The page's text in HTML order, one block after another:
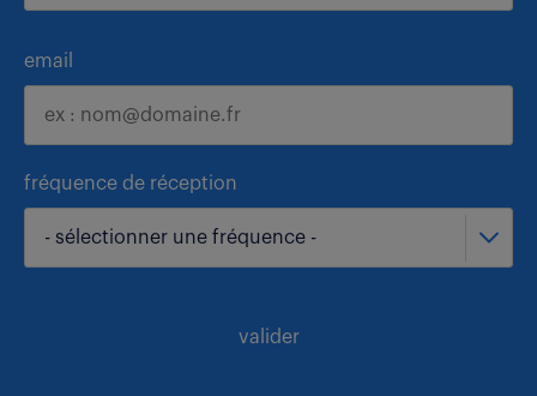
email
fréquence de réception
- sélectionner une fréquence -
valider